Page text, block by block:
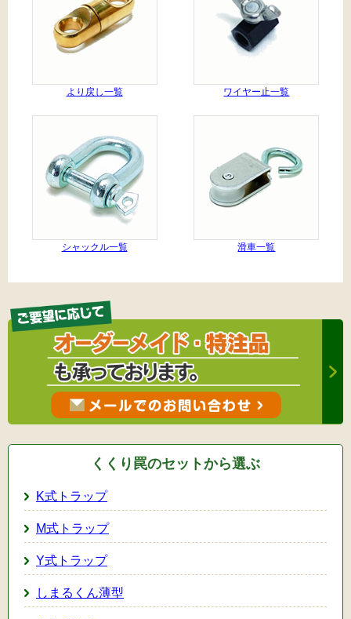
より戻し一覧 ワイヤー止一覧
シャックル一覧 滑車一覧
くくり罠のセットから選ぶ
K式トラップ
M式トラップ
Y式トラップ
しまるくん薄型